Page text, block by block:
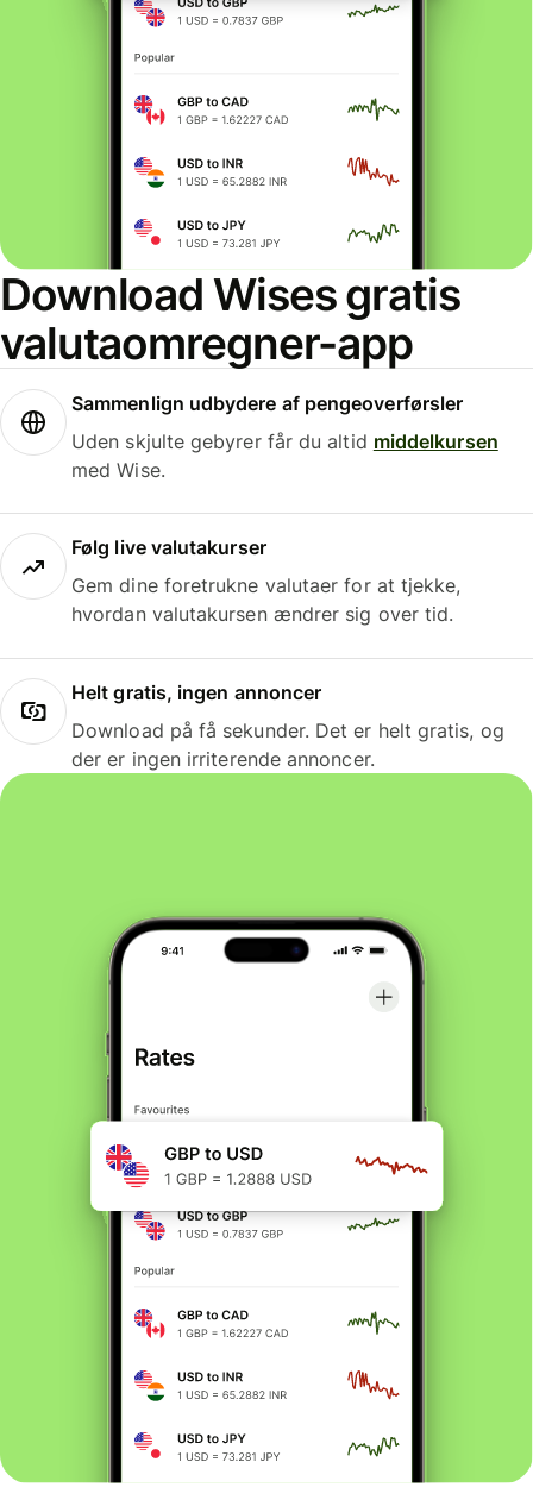
Download Wises gratis
valutaomregner-app
Sammenlign udbydere af pengeoverførsler
Uden skjulte gebyrer får du altid middelkursen
med Wise.
Følg live valutakurser
Gem dine foretrukne valutaer for at tjekke,
hvordan valutakursen ændrer sig over tid.
Helt gratis, ingen annoncer
Download på få sekunder. Det er helt gratis, og
der er ingen irriterende annoncer.